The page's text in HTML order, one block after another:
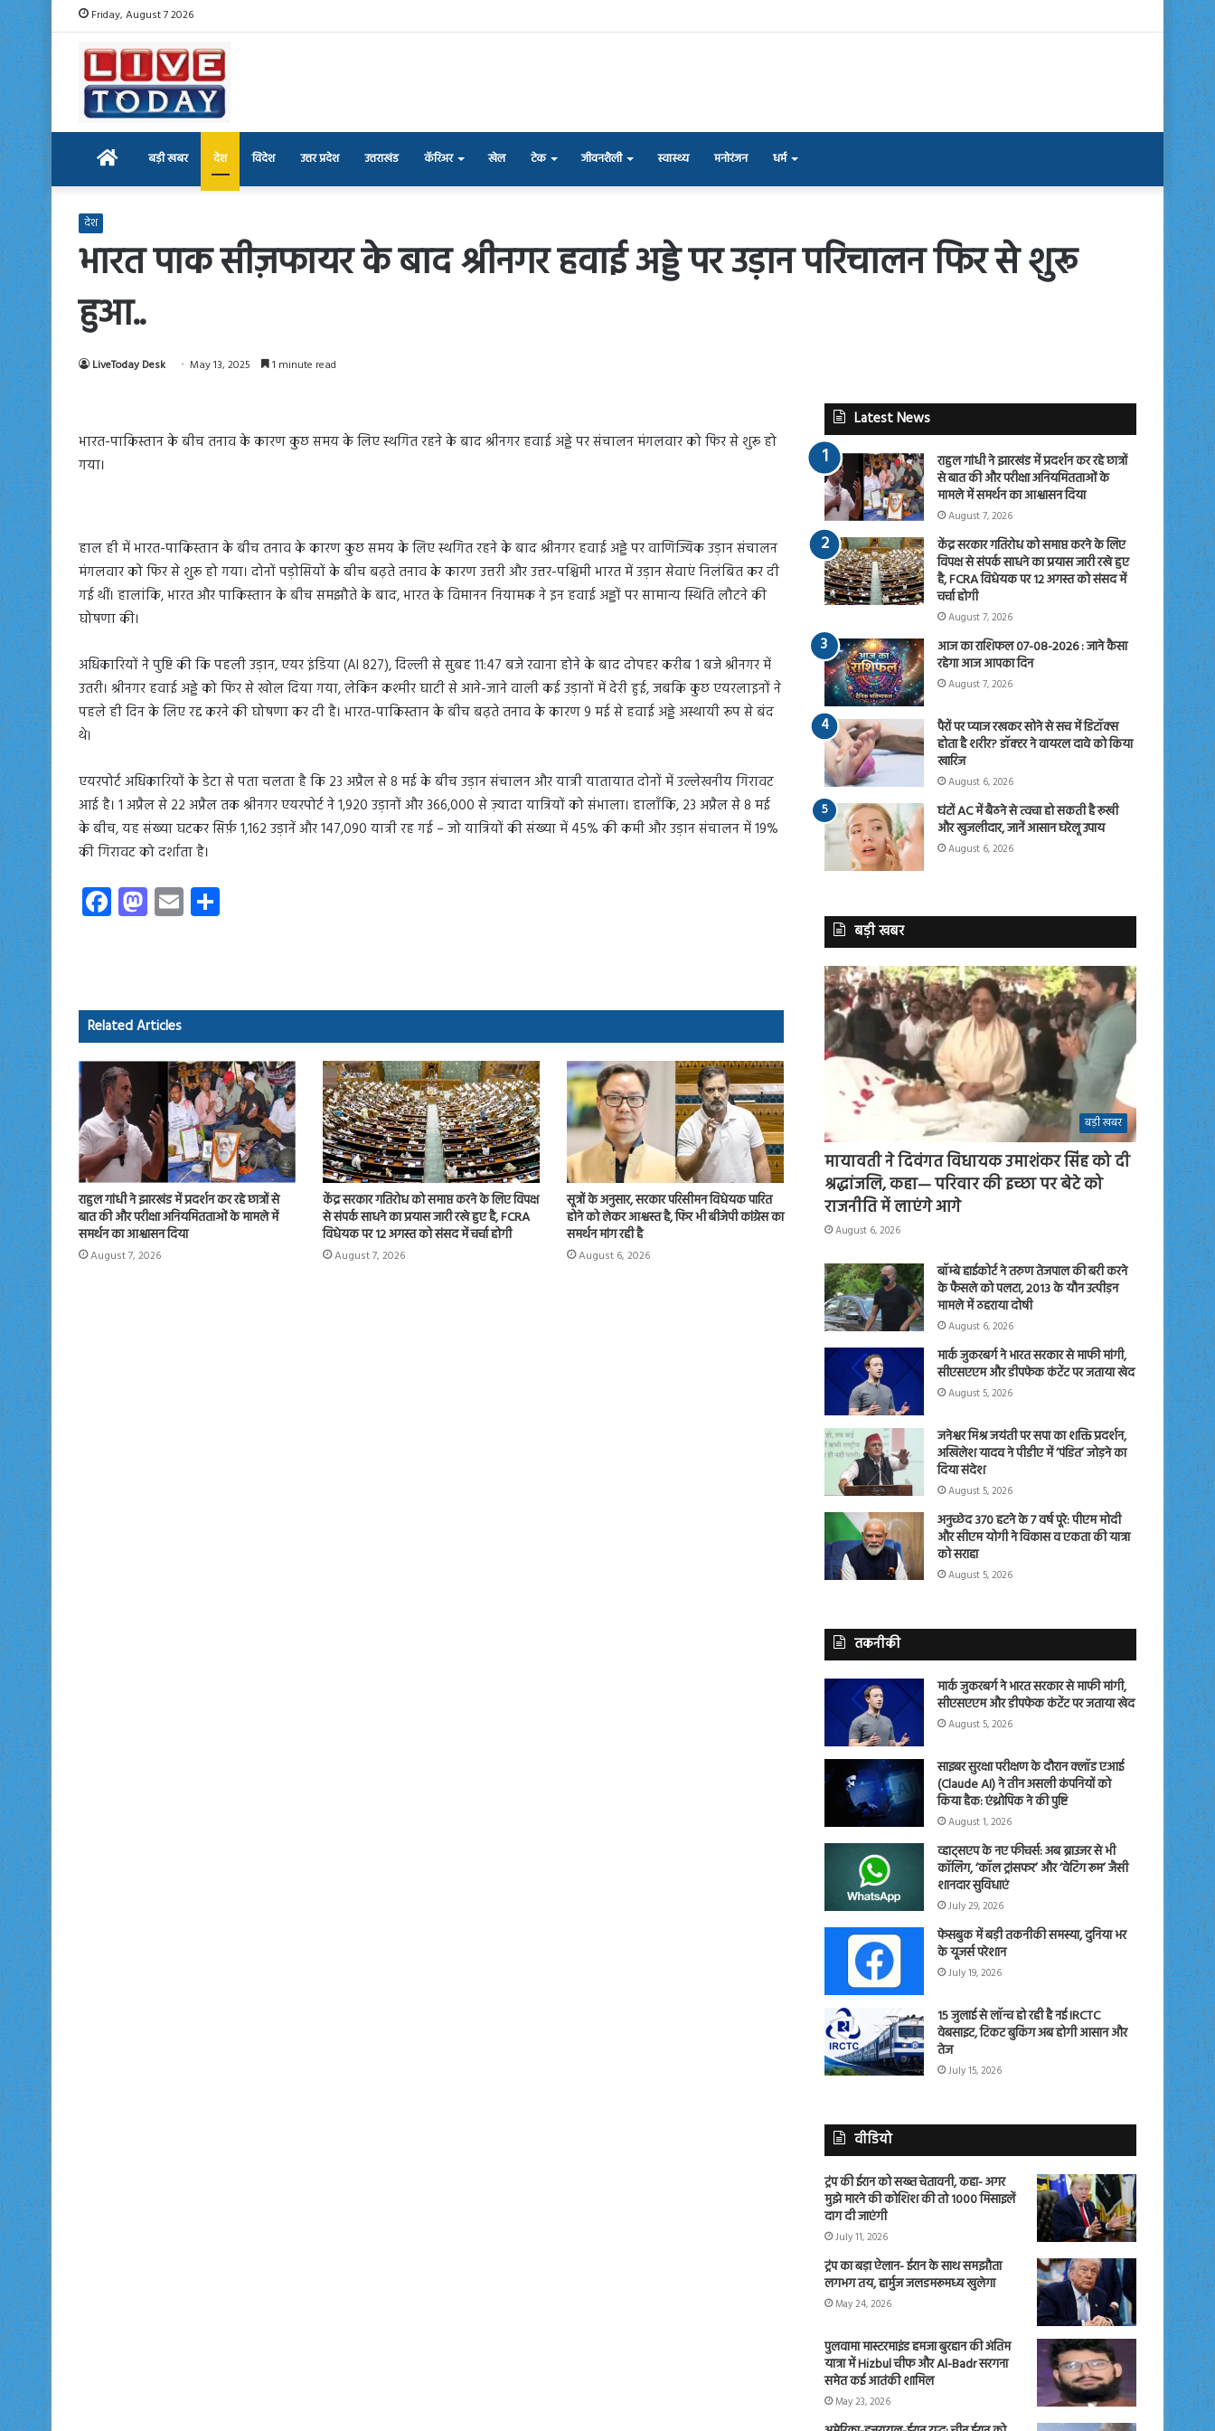
Friday, August 7 2026
Home बड़ी खबर देश विदेश उत्तर प्रदेश उत्तराखंड कॅरिअर खेल टेक जीवनशैली स्वास्थ्य मनोरंजन धर्म
देश
भारत पाक सीज़फायर के बाद श्रीनगर हवाई अड्डे पर उड़ान परिचालन फिर से शुरू
हुआ..
LiveToday Desk May 13, 2025 1 minute read
भारत-पाकिस्तान के बीच तनाव के कारण कुछ समय के लिए स्थगित रहने के बाद श्रीनगर हवाई अड्डे पर संचालन मंगलवार को फिर से शुरू हो
गया।
हाल ही में भारत-पाकिस्तान के बीच तनाव के कारण कुछ समय के लिए स्थगित रहने के बाद श्रीनगर हवाई अड्डे पर वाणिज्यिक उड़ान संचालन
मंगलवार को फिर से शुरू हो गया। दोनों पड़ोसियों के बीच बढ़ते तनाव के कारण उत्तरी और उत्तर-पश्चिमी भारत में उड़ान सेवाएं निलंबित कर दी
गई थीं। हालांकि, भारत और पाकिस्तान के बीच समझौते के बाद, भारत के विमानन नियामक ने इन हवाई अड्डों पर सामान्य स्थिति लौटने की
घोषणा की।
अधिकारियों ने पुष्टि की कि पहली उड़ान, एयर इंडिया (AI 827), दिल्ली से सुबह 11:47 बजे रवाना होने के बाद दोपहर करीब 1 बजे श्रीनगर में
उतरी। श्रीनगर हवाई अड्डे को फिर से खोल दिया गया, लेकिन कश्मीर घाटी से आने-जाने वाली कई उड़ानों में देरी हुई, जबकि कुछ एयरलाइनों ने
पहले ही दिन के लिए रद्द करने की घोषणा कर दी है। भारत-पाकिस्तान के बीच बढ़ते तनाव के कारण 9 मई से हवाई अड्डे अस्थायी रूप से बंद
थे।
एयरपोर्ट अधिकारियों के डेटा से पता चलता है कि 23 अप्रैल से 8 मई के बीच उड़ान संचालन और यात्री यातायात दोनों में उल्लेखनीय गिरावट
आई है। 1 अप्रैल से 22 अप्रैल तक श्रीनगर एयरपोर्ट ने 1,920 उड़ानों और 366,000 से ज़्यादा यात्रियों को संभाला। हालाँकि, 23 अप्रैल से 8 मई
के बीच, यह संख्या घटकर सिर्फ़ 1,162 उड़ानें और 147,090 यात्री रह गई – जो यात्रियों की संख्या में 45% की कमी और उड़ान संचालन में 19%
की गिरावट को दर्शाता है।
Fa
ce
ok
M
as
o
n
E
m
Related Articles
राहुल गांधी ने झारखंड में प्रदर्शन कर रहे छात्रों से
बात की और परीक्षा अनियमितताओं के मामले में
समर्थन का आश्वासन दिया
August 7, 2026
केंद्र सरकार गतिरोध को समाप्त करने के लिए विपक्ष
से संपर्क साधने का प्रयास जारी रखे हुए है, FCRA
विधेयक पर 12 अगस्त को संसद में चर्चा होगी
August 7, 2026
सूत्रों के अनुसार, सरकार परिसीमन विधेयक पारित
होने को लेकर आश्वस्त है, फिर भी बीजेपी कांग्रेस का
समर्थन मांग रही है
August 6, 2026
Latest News
राहुल गांधी ने झारखंड में प्रदर्शन कर रहे छात्रों
से बात की और परीक्षा अनियमितताओं के
मामले में समर्थन का आश्वासन दिया
August 7, 2026
केंद्र सरकार गतिरोध को समाप्त करने के लिए
विपक्ष से संपर्क साधने का प्रयास जारी रखे हुए
है, FCRA विधेयक पर 12 अगस्त को संसद में
चर्चा होगी
August 7, 2026
आज का राशिफल 07-08-2026 : जाने कैसा
रहेगा आज आपका दिन
August 7, 2026
पैरों पर प्याज रखकर सोने से सच में डिटॉक्स
होता है शरीर? डॉक्टर ने वायरल दावे को किया
खारिज
August 6, 2026
घंटों AC में बैठने से त्वचा हो सकती है रूखी
और खुजलीदार, जानें आसान घरेलू उपाय
August 6, 2026
बड़ी खबर
बड़ी खबर
मायावती ने दिवंगत विधायक उमाशंकर सिंह को दी
श्रद्धांजलि, कहा— परिवार की इच्छा पर बेटे को
राजनीति में लाएंगे आगे
August 6, 2026
बॉम्बे हाईकोर्ट ने तरुण तेजपाल की बरी करने
के फैसले को पलटा, 2013 के यौन उत्पीड़न
मामले में ठहराया दोषी
August 6, 2026
मार्क जुकरबर्ग ने भारत सरकार से माफी मांगी,
सीएसएएम और डीपफेक कंटेंट पर जताया खेद
August 5, 2026
जनेश्वर मिश्र जयंती पर सपा का शक्ति प्रदर्शन,
अखिलेश यादव ने पीडीए में ‘पंडित’ जोड़ने का
दिया संदेश
August 5, 2026
अनुच्छेद 370 हटने के 7 वर्ष पूरे: पीएम मोदी
और सीएम योगी ने विकास व एकता की यात्रा
को सराहा
August 5, 2026
तकनीकी
मार्क जुकरबर्ग ने भारत सरकार से माफी मांगी,
सीएसएएम और डीपफेक कंटेंट पर जताया खेद
August 5, 2026
साइबर सुरक्षा परीक्षण के दौरान क्लॉड एआई
(Claude AI) ने तीन असली कंपनियों को
किया हैक: एंथ्रोपिक ने की पुष्टि
August 1, 2026
व्हाट्सएप के नए फीचर्स: अब ब्राउजर से भी
कॉलिंग, ‘कॉल ट्रांसफर’ और ‘वेटिंग रूम’ जैसी
शानदार सुविधाएं
July 29, 2026
फेसबुक में बड़ी तकनीकी समस्या, दुनिया भर
के यूजर्स परेशान
July 19, 2026
15 जुलाई से लॉन्च हो रही है नई IRCTC
वेबसाइट, टिकट बुकिंग अब होगी आसान और
तेज
July 15, 2026
वीडियो
ट्रंप की ईरान को सख्त चेतावनी, कहा- अगर
मुझे मारने की कोशिश की तो 1000 मिसाइलें
दाग दी जाएंगी
July 11, 2026
ट्रंप का बड़ा ऐलान- ईरान के साथ समझौता
लगभग तय, हार्मुज जलडमरूमध्य खुलेगा
May 24, 2026
पुलवामा मास्टरमाइंड हमजा बुरहान की अंतिम
यात्रा में Hizbul चीफ और Al-Badr सरगना
समेत कई आतंकी शामिल
May 23, 2026